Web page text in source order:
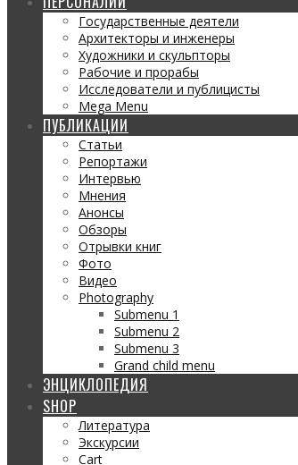
Государственные деятели
Архитекторы и инженеры
Художники и скульпторы
Рабочие и прорабы
Исследователи и публицисты
Mega Menu
ПУБЛИКАЦИИ
Статьи
Репортажи
Интервью
Мнения
Анонсы
Обзоры
Отрывки книг
Фото
Видео
Photography
Submenu 1
Submenu 2
Submenu 3
Grand child menu
ЭНЦИКЛОПЕДИЯ
SHOP
Литература
Экскурсии
Cart